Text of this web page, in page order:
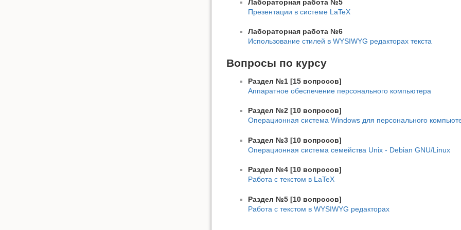
Лабораторная работа №5
Презентации в системе LaTeX
Лабораторная работа №6
Использование стилей в WYSIWYG редакторах текста
Вопросы по курсу
Раздел №1 [15 вопросов]
Аппаратное обеспечение персонального компьютера
Раздел №2 [10 вопросов]
Операционная система Windows для персонального
Раздел №3 [10 вопросов]
Операционная система семейства Unix - Debian GNU/Linux
Раздел №4 [10 вопросов]
Работа с текстом в LaTeX
Раздел №5 [10 вопросов]
Работа с текстом в WYSIWYG редакторах